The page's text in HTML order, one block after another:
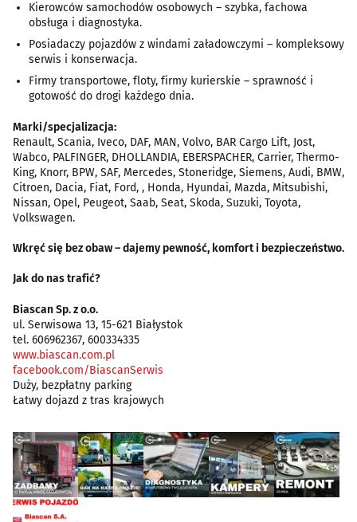
Kierowców samochodów osobowych – szybka, fachowa
obsługa i diagnostyka.
Posiadaczy pojazdów z windami załadowczymi – kompleksowy
serwis i konserwacja.
Firmy transportowe, floty, firmy kurierskie – sprawność i
gotowość do drogi każdego dnia.
Marki/specjalizacja:
Renault, Scania, Iveco, DAF, MAN, Volvo, BAR Cargo Lift, Jost,
Wabco, PALFINGER, DHOLLANDIA, EBERSPACHER, Carrier, Thermo-
King, Knorr, BPW, SAF, Mercedes, Stoneridge, Siemens, Audi, BMW,
Citroen, Dacia, Fiat, Ford, , Honda, Hyundai, Mazda, Mitsubishi,
Nissan, Opel, Peugeot, Saab, Seat, Skoda, Suzuki, Toyota,
Volkswagen.
Wkręć się bez obaw – dajemy pewność, komfort i bezpieczeństwo.
Jak do nas trafić?
Biascan Sp. z o.o.
ul. Serwisowa 13, 15-621 Białystok
tel. 606962367, 600334335
www.biascan.com.pl
facebook.com/BiascanSerwis
Duży, bezpłatny parking
Łatwy dojazd z tras krajowych